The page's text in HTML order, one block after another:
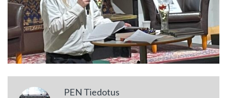
PEN Tiedotus